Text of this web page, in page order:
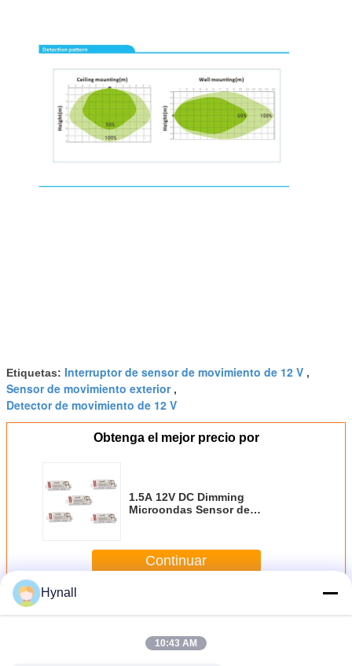
Etiquetas: Interruptor de sensor de movimiento de 12 V ,
Sensor de movimiento exterior,
Detector de movimiento de 12 V
Obtenga el mejor precio por
1.5A 12V DC Dimming
Microondas Sensor de
Continuar
MásSensor de microondas de 12 V
Hynall
10:43 AM